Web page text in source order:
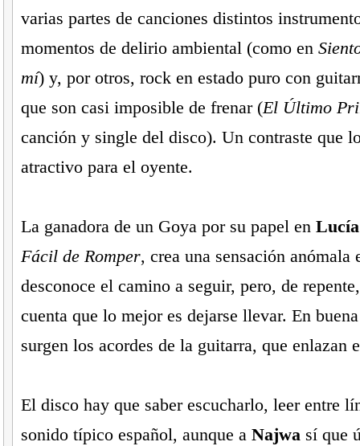
varias partes de canciones distintos
momentos de delirio ambiental (como en
mí) y, por otros, rock en estado puro con
que son casi imposible de frenar (El Último
canción y single del disco). Un contraste que
atractivo para el oyente.
La ganadora de un Goya por su papel en
Fácil de Romper, crea una sensación anómala
desconoce el camino a seguir, pero, de
cuenta que lo mejor es dejarse llevar. En
surgen los acordes de la guitarra, que enlazan
El disco hay que saber escucharlo, leer entre
sonido típico español, aunque a Najwasí que